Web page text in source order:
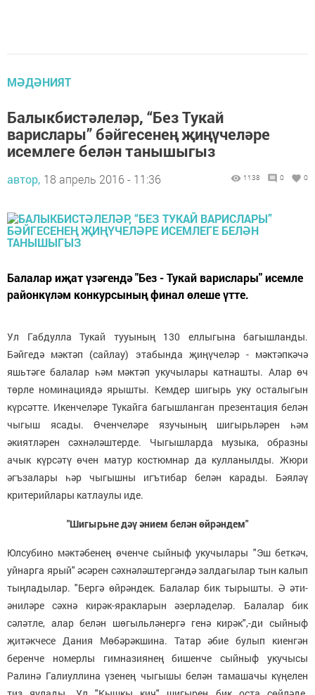
МӘДӘНИЯТ
Балыкбистәлеләр, “Без Тукай
варислары” бәйгесенең җиңүчеләре
исемлеге белән танышыгыз
автор, 18 апрель 2016 - 11:36 1138 0 0
Балалар иҗат үзәгендә "Без - Тукай варислары" исемле
районкүләм конкурсының финал өлеше үтте.
Ул Габдулла Тукай тууының 130 еллыгына багышланды.
Бәйгедә мәктәп (сайлау) этабында җиңүчеләр - мәктәпкәчә
яшьтәге балалар һәм мәктәп укучылары катнашты. Алар өч
төрле номинациядә ярышты. Кемдер шигырь уку осталыгын
күрсәтте. Икенчеләре Тукайга багышланган презентация белән
чыгыш ясады. Өченчеләре язучының шигырьләрен һәм
әкиятләрен сәхнәләштерде. Чыгышларда музыка, образны
ачык күрсәтү өчен матур костюмнар да кулланылды. Жюри
әгъзалары һәр чыгышны игътибар белән карады. Бәяләү
критерийлары катлаулы иде.
"Шигырьне дәү әнием белән өйрәндем"
Юлсубино мәктәбенең өченче сыйныф укучылары "Эш беткәч,
уйнарга ярый" әсәрен сәхнәләштергәндә залдагылар тын калып
тыңладылар. "Бергә өйрәндек. Балалар бик тырышты. Ә әти-
әниләре сәхнә кирәк-яракларын әзерләделәр. Балалар бик
сәләтле, алар белән шөгыльләнергә генә кирәк",-ди сыйныф
җитәкчесе Дания Мөбәрәкшина. Татар әбие булып киенгән
беренче номерлы гимназиянең бишенче сыйныф укучысы
Ралинә Галиуллина үзенең чыгышы белән тамашачы күңелен